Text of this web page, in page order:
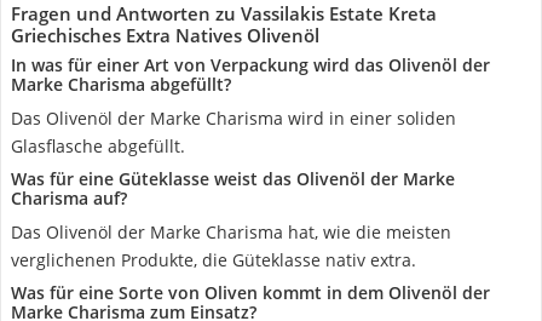
Fragen und Antworten zu Vassilakis Estate Kreta
Griechisches Extra Natives Olivenöl
In was für einer Art von Verpackung wird das Olivenöl der
Marke Charisma abgefüllt?
Das Olivenöl der Marke Charisma wird in einer soliden
Glasflasche abgefüllt.
Was für eine Güteklasse weist das Olivenöl der Marke
Charisma auf?
Das Olivenöl der Marke Charisma hat, wie die meisten
verglichenen Produkte, die Güteklasse nativ extra.
Was für eine Sorte von Oliven kommt in dem Olivenöl der
Marke Charisma zum Einsatz?